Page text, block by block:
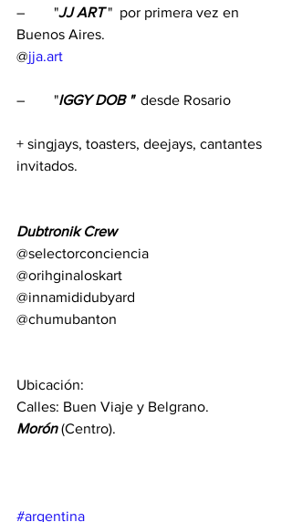
–        "JJ ART "  por primera vez en
Buenos Aires.
@jja.art
–        "IGGY DOB " desde Rosario
+ singjays, toasters, deejays, cantantes
invitados.
Dubtronik Crew
@selectorconciencia
@orihginaloskart
@innamididubyard
@chumubanton
Ubicación:
Calles: Buen Viaje y Belgrano.
Morón (Centro).
#argentina